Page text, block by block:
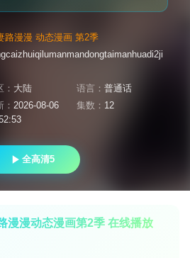
路漫漫 动态漫画 第2季
： 大陆 语言：普通话
： 2026-08-06
集数： 12
全高清5
漫漫动态漫画第2季 在线播放